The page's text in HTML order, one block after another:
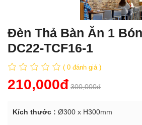
Đèn Thả Bàn Ăn 1
DC22-TCF16-1
( 0 đánh giá )
210,000đ 300,000đ
Kích thước : Ø300 x H300mm